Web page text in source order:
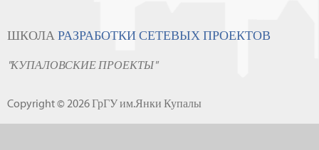
ШКОЛА РАЗРАБОТКИ СЕТЕВЫХ ПРОЕКТОВ
"КУПАЛОВСКИЕ ПРОЕКТЫ"
Copyright © 2026 ГрГУ им.Янки Купалы